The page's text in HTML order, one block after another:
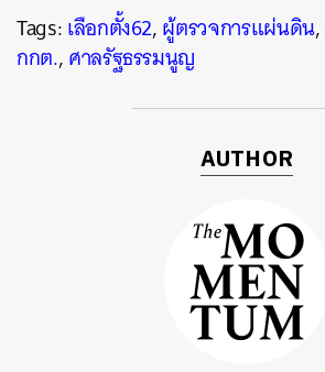
Tags:เลือกตั้ง62,ผู้ตรวจการแผ่นดิน,
กกต.,ศาลรัฐธรรมนูญ
AUTHOR